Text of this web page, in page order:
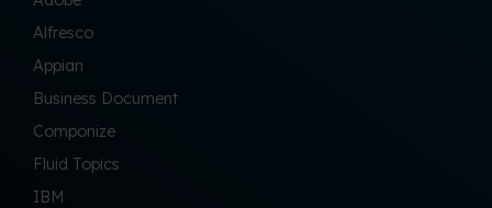
Alfresco
Appian
Business Document
Componize
Fluid Topics
IBM